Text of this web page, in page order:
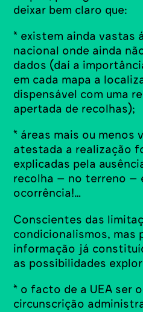
deixar bem claro que:
* existem ainda vastas
nacional onde ainda
dados (daí a
em cada mapa a
dispensável com uma
apertada de recolhas);
* áreas mais ou menos
atestada a realização
explicadas pela
recolha – no terreno –
ocorrência!…
Conscientes das
condicionalismos, mas
informação já
as possibilidades
* o facto de a UEA ser
circunscrição